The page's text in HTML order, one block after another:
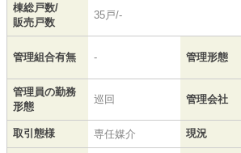
棟総戸数/
販売戸数
35戸/-
管理組合有無 - 管理形態
管理員の勤務
形態
巡回 管理会社
取引態様 専任媒介 現況